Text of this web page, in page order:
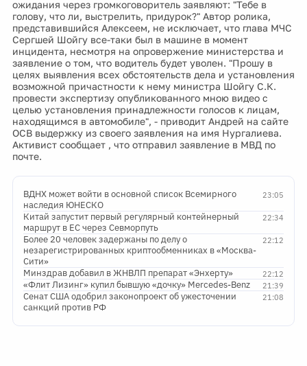
ожидания через громкоговоритель заявляют: "Тебе в
голову, что ли, выстрелить, придурок?" Автор ролика,
представившийся Алексеем, не исключает, что глава МЧС
Сергшей Шойгу все-таки был в машине в момент
инцидента, несмотря на опровержение министерства и
заявление о том, что водитель будет уволен. "Прошу в
целях выявления всех обстоятельств дела и установления
возможной причастности к нему министра Шойгу С.К.
провести экспертизу опубликованного мною видео с
целью установления принадлежности голосов к лицам,
находящимся в автомобиле", - приводит Андрей на сайте
ОСВ выдержку из своего заявления на имя Нургалиева.
Активист сообщает , что отправил заявление в МВД по
почте.
23:05
ВДНХ может войти в основной список Всемирного
наследия ЮНЕСКО
22:34
Китай запустит первый регулярный контейнерный
маршрут в ЕС через Севморпуть
22:12
Более 20 человек задержаны по делу о
незарегистрированных криптообменниках в «Москва-
Сити»
22:12
Минздрав добавил в ЖНВЛП препарат «Энхерту»
21:39
«Флит Лизинг» купил бывшую «дочку» Mercedes-Benz
21:08
Сенат США одобрил законопроект об ужесточении
санкций против РФ